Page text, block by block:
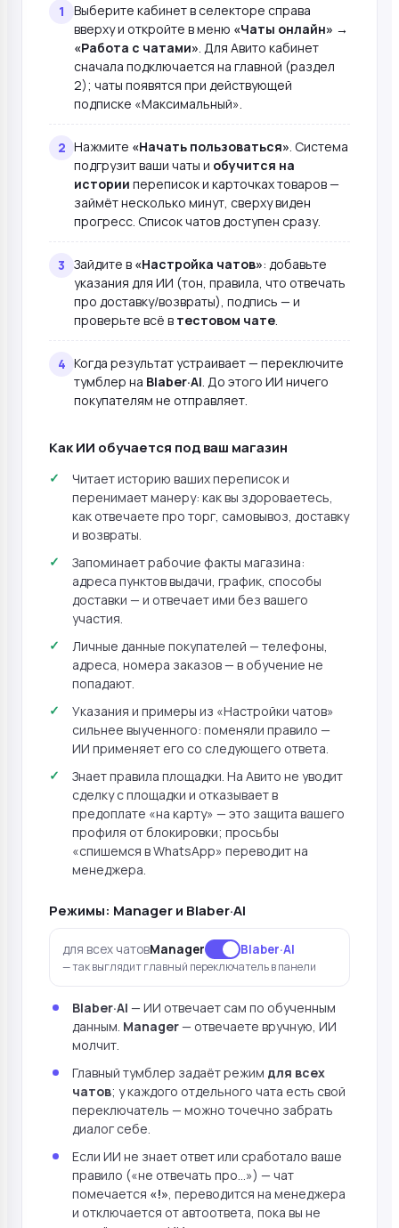
Выберите кабинет в селекторе справа
вверху и откройте в меню «Чаты онлайн» →
«Работа с чатами» . Для Авито кабинет
сначала подключается на главной (раздел
2); чаты появятся при действующей
подписке «Максимальный».
Нажмите «Начать пользоваться» . Система
подгрузит ваши чаты и обучится на
истории переписок и карточках товаров —
займёт несколько минут, сверху виден
прогресс. Список чатов доступен сразу.
Зайдите в «Настройка чатов»: добавьте
указания для ИИ (тон, правила, что отвечать
про доставку/возвраты), подпись — и
проверьте всё в тестовом чате
Когда результат устраивает — переключите
тумблер на Blaber·AI . До этого ИИ ничего
покупателям не отправляет.
Как ИИ обучается под ваш магазин
Читает историю ваших переписок и
перенимает манеру: как вы здороваетесь,
как отвечаете про торг, самовывоз, доставку
и возвраты.
Запоминает рабочие факты магазина:
адреса пунктов выдачи, график, способы
доставки — и отвечает ими без вашего
участия.
Личные данные покупателей — телефоны,
адреса, номера заказов — в обучение не
попадают.
Указания и примеры из «Настройки чатов»
сильнее выученного: поменяли правило —
ИИ применяет его со следующего ответа.
Знает правила площадки. На Авито не уводит
сделку с площадки и отказывает в
предоплате «на карту» — это защита вашего
профиля от блокировки; просьбы
«спишемся в WhatsApp» переводит на
менеджера.
Режимы: Manager и Blaber·AI
для всех чатовManager Blaber·AI
— так выглядит главный переключатель в панели
Blaber·AI — ИИ отвечает сам по обученным
данным. Manager— отвечаете вручную, ИИ
молчит.
Главный тумблер задаёт режим для всех
чатов; у каждого отдельного чата есть свой
переключатель — можно точечно забрать
диалог себе.
Если ИИ не знает ответ или сработало ваше
правило («не отвечать про…») — чат
помечается «!» , переводится на менеджера
и отключается от автоответа, пока вы не